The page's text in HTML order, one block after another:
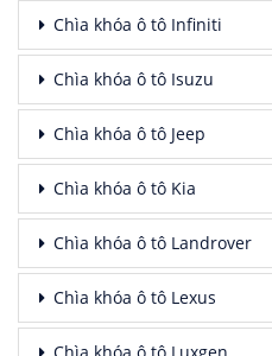
Chìa khóa ô tô Infiniti
Chìa khóa ô tô Isuzu
Chìa khóa ô tô Jeep
Chìa khóa ô tô Kia
Chìa khóa ô tô Landrover
Chìa khóa ô tô Lexus
Chìa khóa ô tô Luxgen